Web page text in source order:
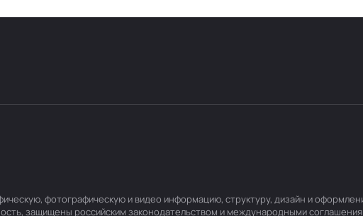
фотографическую и видео информацию, структуру, дизайн и
защищены российским законодательством и международными